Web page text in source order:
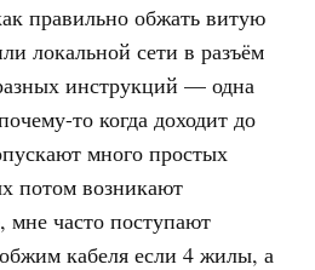
правильно обжать витую
локальной сети в разъём
инструкций — одна
то когда доходит до
много простых
потом возникают
часто поступают
кабеля если 4 жилы, а